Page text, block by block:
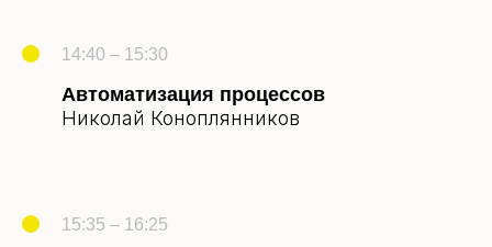
14:40 – 15:30
Автоматизация процессов
Николай Коноплянников
15:35 – 16:25